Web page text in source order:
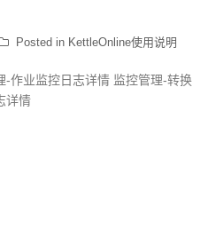
Posted in KettleOnline使用说明
-作业监控日志详情 监控管理-转换
详情